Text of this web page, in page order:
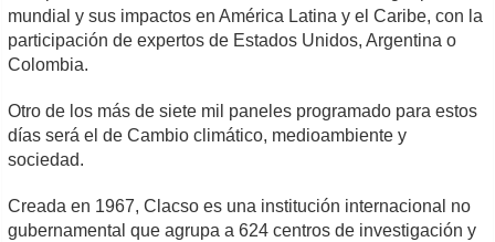
mundial y sus impactos en América Latina y el Caribe, con la
participación de expertos de Estados Unidos, Argentina o
Colombia.
Otro de los más de siete mil paneles programado para estos
días será el de Cambio climático, medioambiente y
sociedad.
Creada en 1967, Clacso es una institución internacional no
gubernamental que agrupa a 624 centros de investigación y